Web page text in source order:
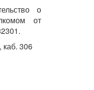
о
от
каб. 306